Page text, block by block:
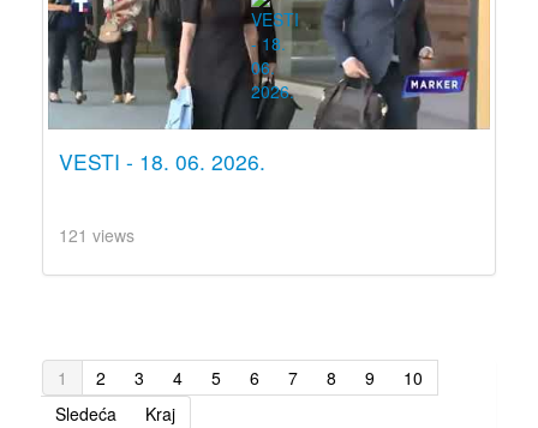
VESTI - 18. 06. 2026.
121 views
1 2 3 4 5 6 7 8 9
10
Sledeća
Kraj